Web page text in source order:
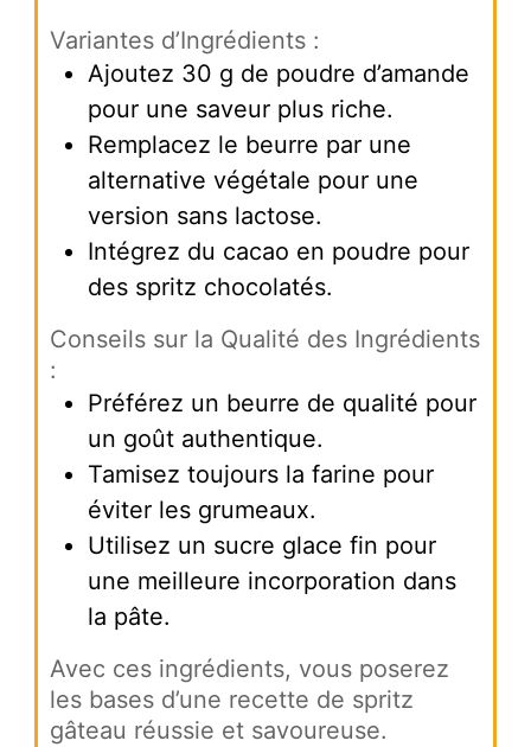
Variantes d’Ingrédients :
Ajoutez 30 g de poudre d’amande
pour une saveur plus riche.
Remplacez le beurre par une
alternative végétale pour une
version sans lactose.
Intégrez du cacao en poudre pour
des spritz chocolatés.
Conseils sur la Qualité des Ingrédients
:
Préférez un beurre de qualité pour
un goût authentique.
Tamisez toujours la farine pour
éviter les grumeaux.
Utilisez un sucre glace fin pour
une meilleure incorporation dans
la pâte.
Avec ces ingrédients, vous poserez
les bases d’une recette de spritz
gâteau réussie et savoureuse.